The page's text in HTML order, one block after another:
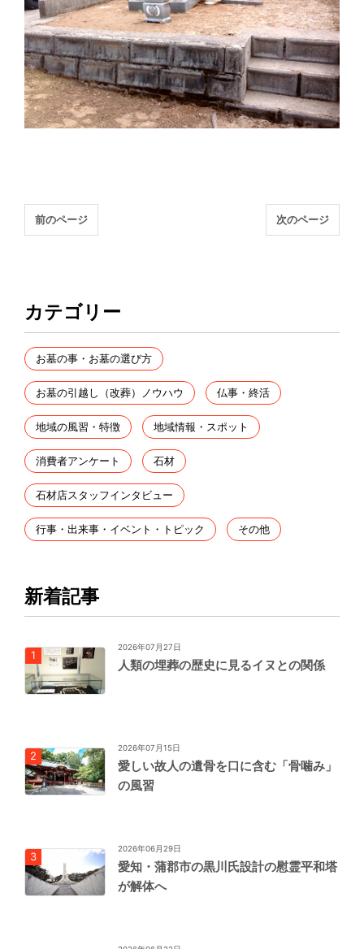
前のページ 次のページ
カテゴリー
お墓の事・お墓の選び方
お墓の引越し（改葬）ノウハウ 仏事・終活
地域の風習・特徴 地域情報・スポット
消費者アンケート 石材
石材店スタッフインタビュー
行事・出来事・イベント・トピック その他
新着記事
2026年07月27日
人類の埋葬の歴史に見るイヌとの関係
2026年07月15日
愛しい故人の遺骨を口に含む「骨噛み」
の風習
2026年06月29日
愛知・蒲郡市の黒川氏設計の慰霊平和塔
が解体へ